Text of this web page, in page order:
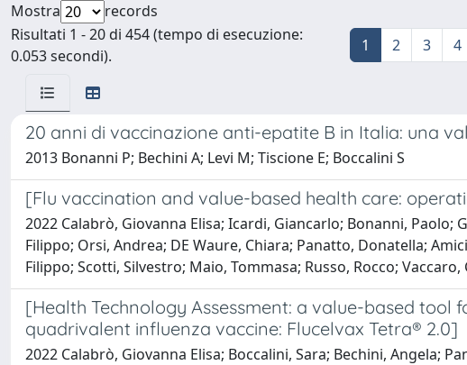
Mostra
records
Risultati 1 - 20 di 454 (tempo di esecuzione:
0.053 secondi).
1 2 3 4
20 anni di vaccinazione anti-epatite B in Italia: una
2013 Bonanni P; Bechini A; Levi M; Tiscione E; Boccalini S
[Flu vaccination and value-based health care:
2022 Calabrò, Giovanna Elisa; Icardi, Giancarlo; Bonanni,
Filippo; Orsi, Andrea; DE Waure, Chiara; Panatto, Donatella;
Filippo; Scotti, Silvestro; Maio, Tommasa; Russo, Rocco;
[Health Technology Assessment: a value-based
quadrivalent influenza vaccine: Flucelvax Tetra® 2.0]
2022 Calabrò, Giovanna Elisa; Boccalini, Sara; Bechini, Angela;